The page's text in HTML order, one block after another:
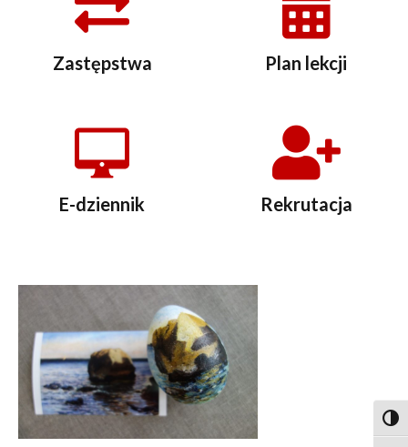
Zastępstwa Plan lekcji
E-dziennik Rekrutacja